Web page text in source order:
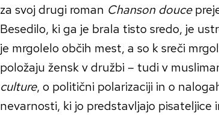
za svoj drugi roman Chanson douce
Besedilo, ki ga je brala tisto sredo, je
je mrgolelo občih mest, a so k sreči
položaju žensk v družbi – tudi v
culture, o politični polarizaciji in o
nevarnosti, ki jo predstavljajo pisateljice